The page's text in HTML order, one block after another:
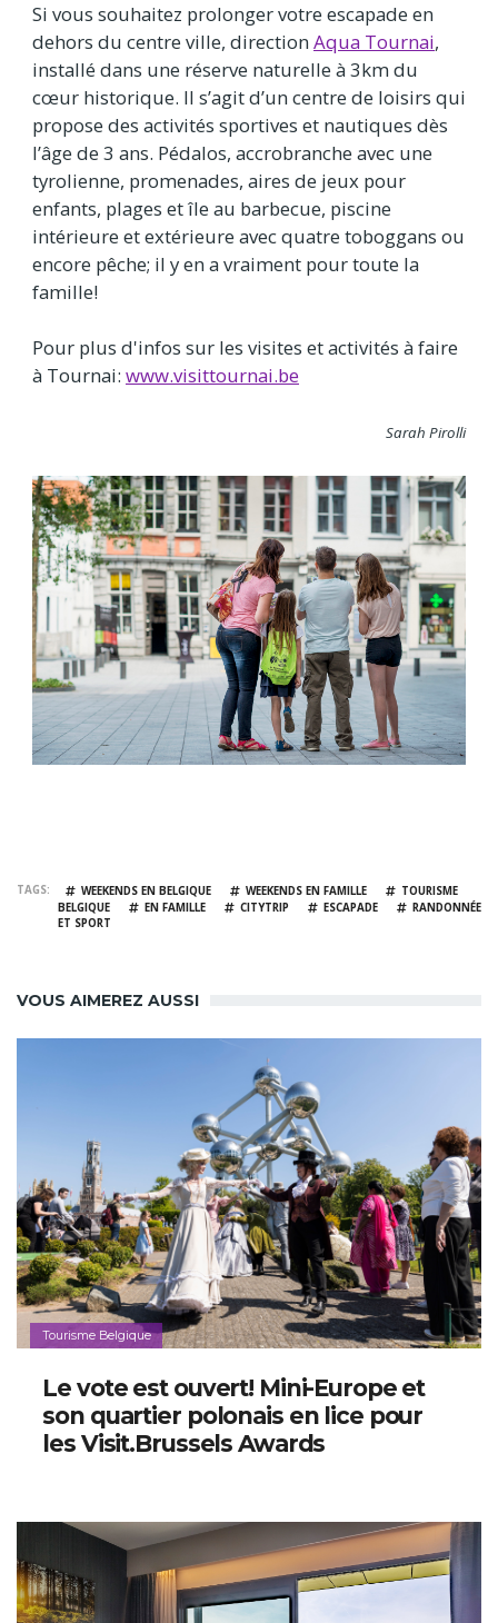
Si vous souhaitez prolonger votre escapade en
dehors du centre ville, directionAqua Tournai,
installé dans une réserve naturelle à 3km du
cœur historique. Il s’agit d’un centre de loisirs qui
propose des activités sportives et nautiques dès
l’âge de 3 ans. Pédalos, accrobranche avec une
tyrolienne, promenades, aires de jeux pour
enfants, plages et île au barbecue, piscine
intérieure et extérieure avec quatre toboggans ou
encore pêche; il y en a vraiment pour toute la
famille!
Pour plus d'infos sur les visites et activités à faire
à Tournai: www.visittournai.be
Sarah Pirolli
TAGS WEEKENDS EN BELGIQUE WEEKENDS EN FAMILLE
TOURISME
BELGIQUE
EN FAMILLE CITYTRIP ESCAPADE
RANDONNÉE
ET SPORT
VOUS AIMEREZ AUSSI
Tourisme Belgique
Le vote est ouvert! Mini-Europe et
son quartier polonais en lice pour
les Visit.Brussels Awards